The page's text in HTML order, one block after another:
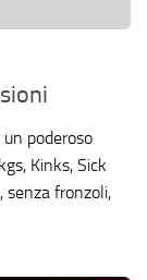
poderoso
Kinks, Sick
senza fronzoli,